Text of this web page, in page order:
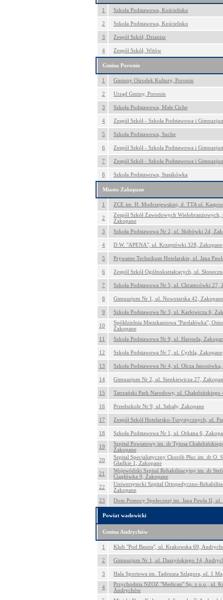
1 Szkoła Podstawowa, Kościelisko
2 Szkoła Podstawowa, Kościelisko
3 Zespół Szkół, Dzianisz
4 Zespół Szkół, Witów
Gmina Poronin
1 Gminny Ośrodek Kultury, Poronin
2 Urząd Gminy, Poronin
3 Szkoła Podstawowa, Małe Ciche
4 Zespół Szkół - Szkoła Podstawowa i
5 Szkoła Podstawowa, Suche
6 Zespół Szkół - Szkoła Podstawowa i
7 Zespół Szkół - Szkoła Podstawowa i
8 Szkoła Podstawowa, Stasikówka
Miasto Zakopane
1 ZCE im. H. Modrzejewskiej, d. TTA ul.
2
Zespół Szkół Zawodowych
Zakopane
3
Szkoła Podstawowa Nr 2, ul. Skibówki 2d,
4 D.W. "APENA", ul. Krzeptówki 328, Zakopane
5 Prywatne Technikum Hotelarskie, ul. Jana
6 Zespół Szkół Ogólnokształcących, ul.
7 Szkoła Podstawowa Nr 5, ul. Chramcówki 27,
8 Gimnazjum Nr 1, ul. Nowotarska 42, Zakopane
9 Szkoła Podstawowa Nr 3, ul. Karłowicza 6,
10
Spółdzielnia Mieszkaniowa "Pardałówka",
Zakopane
11
Szkoła Podstawowa Nr 9, ul. Harenda,
12 Szkoła Podstawowa Nr 7, ul. Cyrhla, Zakopane
13 Szkoła Podstawowa Nr 4, ul. Olcza
14 Gimnazjum Nr 2, ul. Sienkiewicza 27,
15 Tatrzański Park Narodowy, ul. Chałubińskiego
16 Przedszkole Nr 9, ul. Sabały, Zakopane
17 Zespół Szkół Hotelarsko-Turystycznych, ul.
18 Szkoła Podstawowa Nr 1, ul. Orkana 6,
19
Szpital Powiatowy im. dr Tytusa
Zakopane
20
Szpital Specjalistyczny Chorób Płuc im. dr O.
Gładkie 1, Zakopane
21
Wojewódzki Szpital Rehabilitacyjny im. dr
Ciągłówka 9, Zakopane
22
Uniwersytecki Szpital Ortopedyczno-
Zakopane
23
Dom Pomocy Społecznej im. Jana Pawła II,
Powiat wadowicki
Gmina Andrychów
1 Klub "Pod Basztą", ul. Krakowska 69,
2 Gimnazjum Nr 1, ul. Daszyńskiego 14,
3 Hala Sportowa im. Tadeusza Szlagora, ul. 1
4
Przychodnia NZOZ "Medican" Sp. z o.o., ul.
Andrychów